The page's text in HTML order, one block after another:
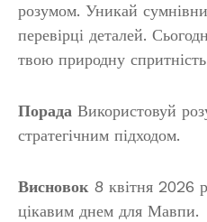
розумом. Уникай
перевірці деталей.
твою природну
Порада Використовуй
стратегічним підходом.
Висновок 8 квітня 2026
цікавим днем для Мавпи.